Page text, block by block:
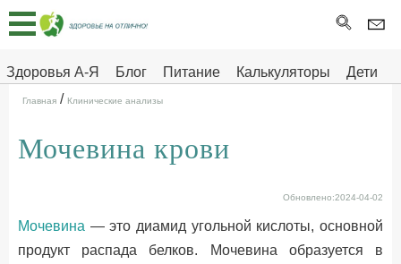
Здоровья А-Я Блог Питание Калькуляторы
Дети
Здоровье на отлично
Главная
Тесты
Про
ДЕТЯМ
Главная / Клинические анализы
Мочевина крови
Обновлено:2024-04-02
Мочевина — это диамид угольной кислоты, основной
продукт распада белков. Мочевина образуется в